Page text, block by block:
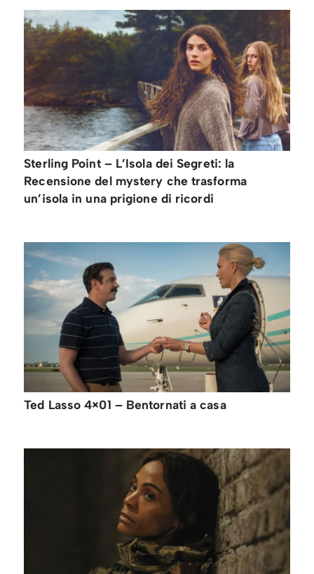
Sterling Point – L’Isola dei Segreti: la
Recensione del mystery che trasforma
un’isola in una prigione di ricordi
Ted Lasso 4×01 – Bentornati a casa